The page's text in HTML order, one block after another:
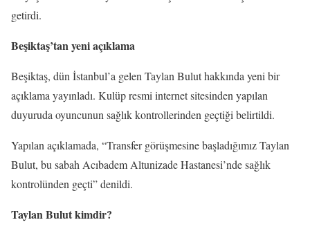
getirdi.
Beşiktaş’tan yeni açıklama
Beşiktaş, dün İstanbul’a gelen Taylan Bulut hakkında yeni bir
açıklama yayınladı. Kulüp resmi internet sitesinden yapılan
duyuruda oyuncunun sağlık kontrollerinden geçtiği belirtildi.
Yapılan açıklamada, “Transfer görüşmesine başladığımız Taylan
Bulut, bu sabah Acıbadem Altunizade Hastanesi’nde sağlık
kontrolünden geçti” denildi.
Taylan Bulut kimdir?